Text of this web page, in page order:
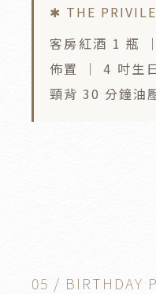
✱ THE
客房紅酒 1 瓶
佈置 ｜ 4 吋生
頸背 30 分鐘油
05 / BIRTHDAY